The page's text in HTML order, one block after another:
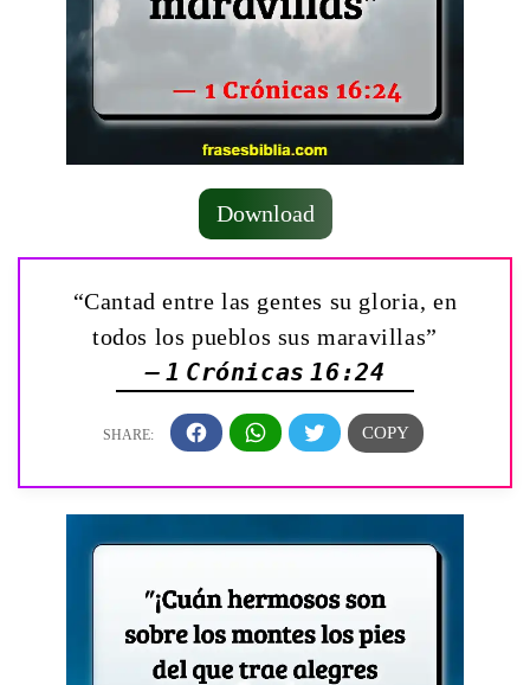
Download
“Cantad entre las gentes su gloria, en
todos los pueblos sus maravillas”
— 1 Crónicas 16:24